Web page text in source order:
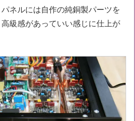
ネルには自作の純銅製パーツを
級感があっていい感じに仕上が